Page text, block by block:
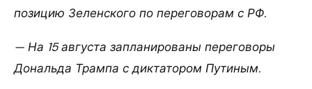
позицию Зеленского по переговорам с РФ.
— На 15 августа запланированы переговоры
Дональда Трампа с диктатором Путиным.